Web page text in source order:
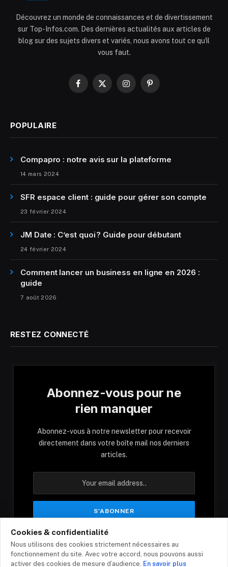
Découvrez un monde de connaissances et de divertissement
sur Top-Infos.com. Des dernières actualités aux articles de
blog sur des sujets divers et variés, nous avons tout ce qu'il
vous faut.
Facebook
X
InstagramPinterest
POPULAIRE
Compapro : notre avis sur la plateforme
14 mars 2024
SFR espace client : guide pour gérer son compte
23 février 2024
JM Date : C’est quoi ? Guide pour débutant
24 février 2024
Comment lancer un business en ligne en 2026 :
guide
7 août 2026
RESTEZ CONNECTÉ
Abonnez-vous pour ne
rien manquer
Abonnez-vous à notre newsletter pour recevoir
directement dans votre boîte mail nos derniers
articles.
En vous inscrivant, vous acceptez nos conditions
et notre politique de confidentialité.
Cookies & confidentialité
Nous utilisons des cookies strictement nécessaires au
fonctionnement du site. Avec votre accord, nous pouvons aussi
activer des cookies de mesure d’audience. En savoir plus